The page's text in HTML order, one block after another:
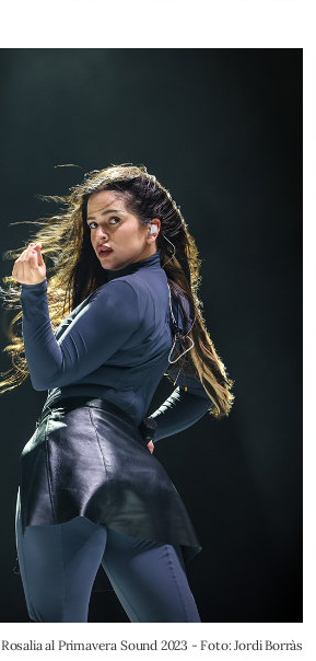
Rosalia al Primavera Sound 2023 - Foto: Jordi Borràs